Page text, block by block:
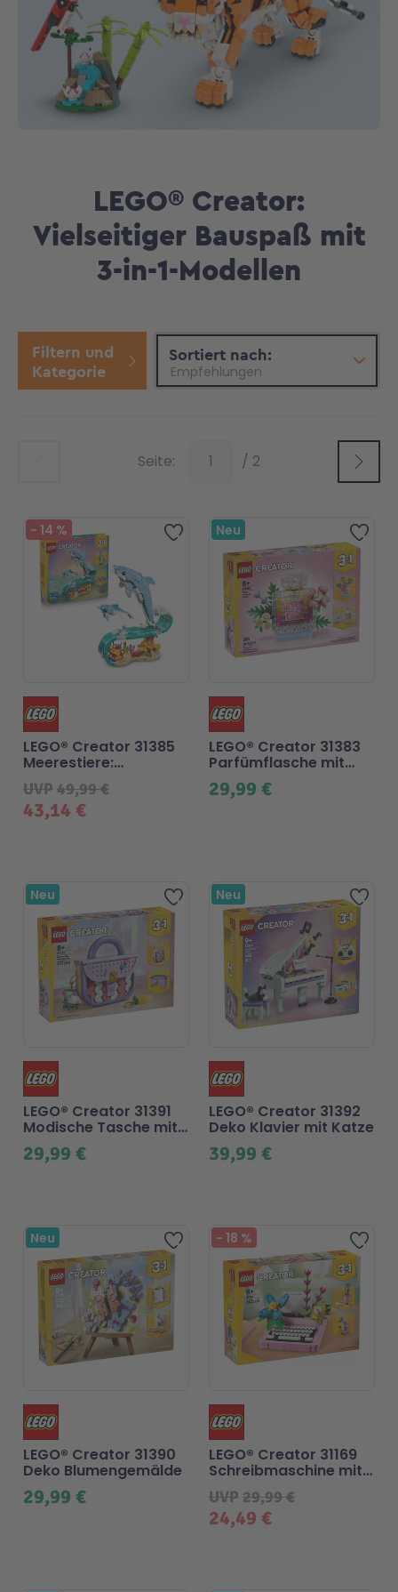
LEGO® Creator:
Vielseitiger Bauspaß mit
3-in-1-Modellen
Filtern und
Kategorie
Sortiert nach:
Seite: / 2
Zur Wunschliste
- 14 %
43,14 €
UVP49,99 €
LEGO® Creator 31385
Meerestiere:
Wunderschöne Delfine
Neu
29,99 €
LEGO® Creator 31383
Parfümflasche mit
Blumendeko
Zur Wunschliste
Neu
29,99 €
LEGO® Creator 31391
Modische Tasche mit
Staufach
Neu
39,99 €
LEGO® Creator 31392
Deko Klavier mit Katze
Zur Wunschliste
Neu
29,99 €
LEGO® Creator 31390
Deko Blumengemälde
- 18 %
24,49 €
UVP29,99 €
LEGO® Creator 31169
Schreibmaschine mit
Blumen